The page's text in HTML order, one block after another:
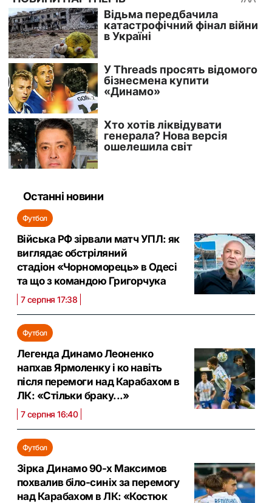
Останні новини
Футбол
Війська РФ зірвали матч УПЛ: як
виглядає обстріляний
стадіон «Чорноморець» в Одесі
та що з командою Григорчука
7 серпня 17:38
Футбол
Легенда Динамо Леоненко
напхав Ярмоленку і ко навіть
після перемоги над Карабахом в
ЛК: «Стільки браку...»
7 серпня 16:40
Футбол
Зірка Динамо 90-х Максимов
похвалив біло-синіх за перемогу
над Карабахом в ЛК: «Костюк